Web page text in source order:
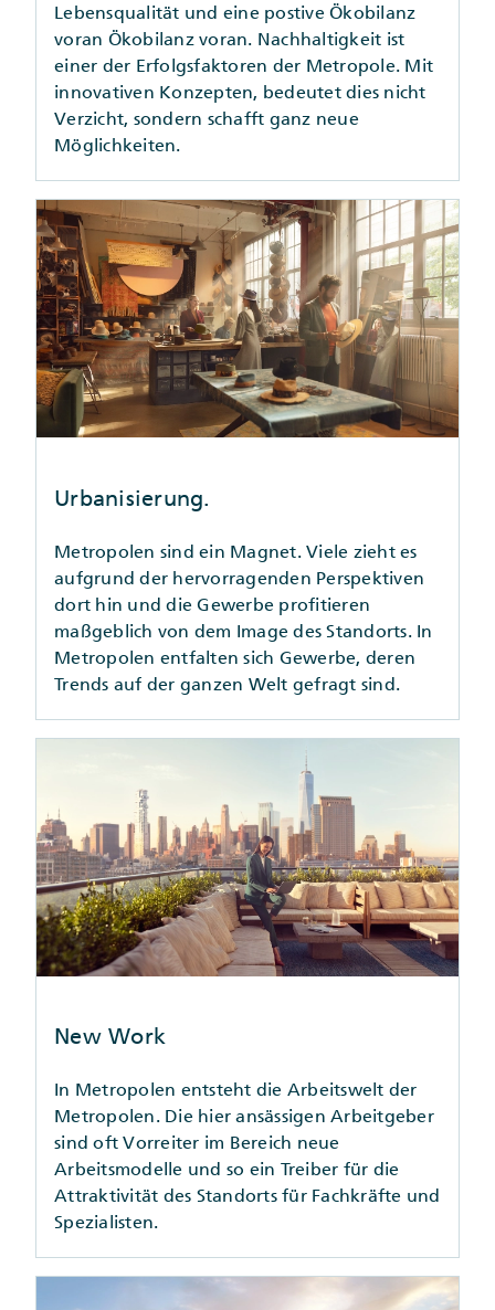
Lebensqualität und eine postive Ökobilanz
voran Ökobilanz voran. Nachhaltigkeit ist
einer der Erfolgsfaktoren der Metropole. Mit
innovativen Konzepten, bedeutet dies nicht
Verzicht, sondern schafft ganz neue
Möglichkeiten.
Urbanisierung.
Metropolen sind ein Magnet. Viele zieht es
aufgrund der hervorragenden Perspektiven
dort hin und die Gewerbe profitieren
maßgeblich von dem Image des Standorts. In
Metropolen entfalten sich Gewerbe, deren
Trends auf der ganzen Welt gefragt sind.
New Work
In Metropolen entsteht die Arbeitswelt der
Metropolen. Die hier ansässigen Arbeitgeber
sind oft Vorreiter im Bereich neue
Arbeitsmodelle und so ein Treiber für die
Attraktivität des Standorts für Fachkräfte und
Spezialisten.